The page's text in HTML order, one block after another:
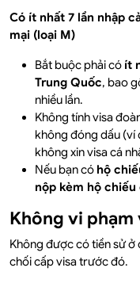
Có ít nhất 7 lần nhập
mại (loại M)
Bắt buộc phải có ít
Trung Quốc, bao
nhiều lần.
Không tính visa
không đóng dấu (ví
không xin visa cá
Nếu bạn có hộ
nộp kèm hộ chiếu
Không vi
Không được có tiền sử ở
chối cấp visa trước đó.